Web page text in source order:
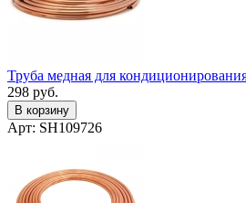
Труба медная для
298 руб.
В корзину
Арт: SH109726